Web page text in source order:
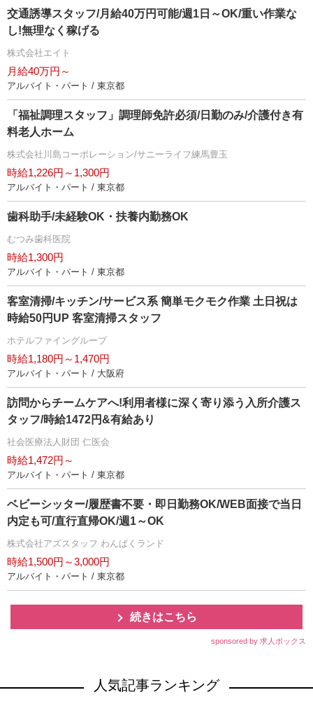
交通誘導スタッフ/月給40万円可能/週1日～OK/重い作業な
し!無理なく稼げる
株式会社エイト
月給40万円～
アルバイト・パート / 東京都
「福祉調理スタッフ」調理師免許必須/日勤のみ/介護付き有
料老人ホーム
株式会社川島コーポレーション/サニーライフ練馬豊玉
時給1,226円～1,300円
アルバイト・パート / 東京都
歯科助手/未経験OK・扶養内勤務OK
むつみ歯科医院
時給1,300円
アルバイト・パート / 東京都
客室清掃/キッチン/サービス系 簡単モクモク作業 土日祝は
時給50円UP 客室清掃スタッフ
ホテルファイングループ
時給1,180円～1,470円
アルバイト・パート / 大阪府
訪問からチームケアへ!利用者様に深く寄り添う入所介護ス
タッフ/時給1472円&有給あり
社会医療法人財団 仁医会
時給1,472円～
アルバイト・パート / 東京都
ベビーシッター/履歴書不要・即日勤務OK/WEB面接で当日
内定も可/直行直帰OK/週1～OK
株式会社アズスタッフ わんぱくランド
時給1,500円～3,000円
アルバイト・パート / 東京都
続きはこちら
sponsored by 求人ボックス
人気記事ランキング